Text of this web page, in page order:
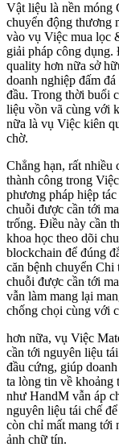
Vật liệu là nền móng
chuyển động thương
vào vụ Việc mua lọc
giải pháp công
quality hơn nữa sở
doanh nghiệp đấm
đầu. Trong thời buổi
liệu vồn vã cùng với
nữa là vụ Việc kiên
chờ.
Chẳng hạn, rất
thành công trong
phương pháp hiệp
chuỗi được cần tới
trống. Điều này cần
khoa học theo dõi
blockchain để đúng
căn bệnh chuyển
chuỗi được cần tới
vẫn làm mang lại
chống chọi cùng với
hơn nữa, vụ Việc
cần tới nguyên liệu
đầu cứng, giúp
ta lòng tin về khoảng
như HandM vẫn áp
nguyên liệu tái chế
còn chỉ mất mang tới
ảnh chữ tín.